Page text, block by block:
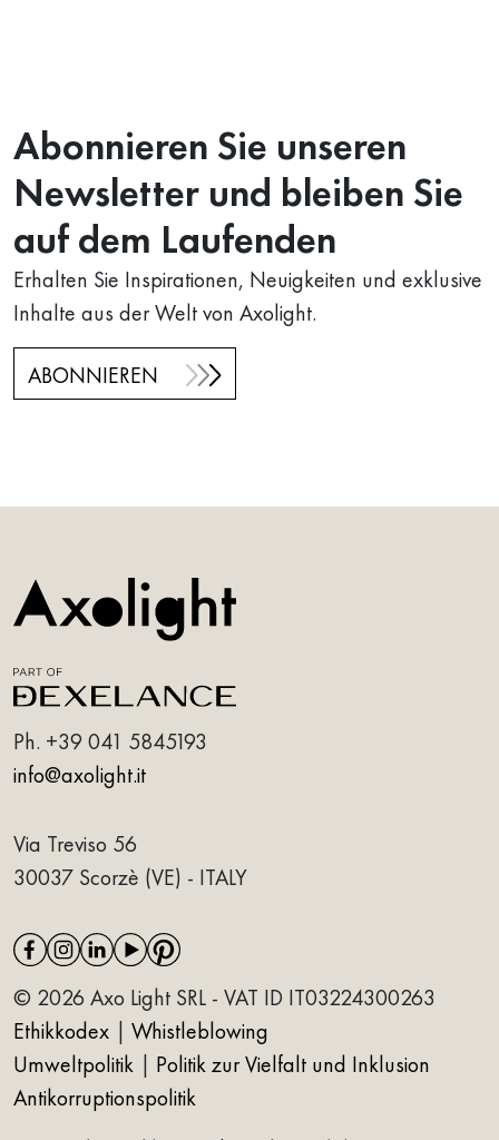
Abonnieren Sie unseren
Newsletter und bleiben Sie
auf dem Laufenden
Erhalten Sie Inspirationen, Neuigkeiten und exklusive
Inhalte aus der Welt von Axolight.
ABONNIEREN
Ph. +39 041 5845193
info@axolight.it
Via Treviso 56
30037 Scorzè (VE) - ITALY
© 2026 Axo Light SRL - VAT ID IT03224300263
Ethikkodex
Whistleblowing
Umweltpolitik
Politik zur Vielfalt und Inklusion
Antikorruptionspolitik